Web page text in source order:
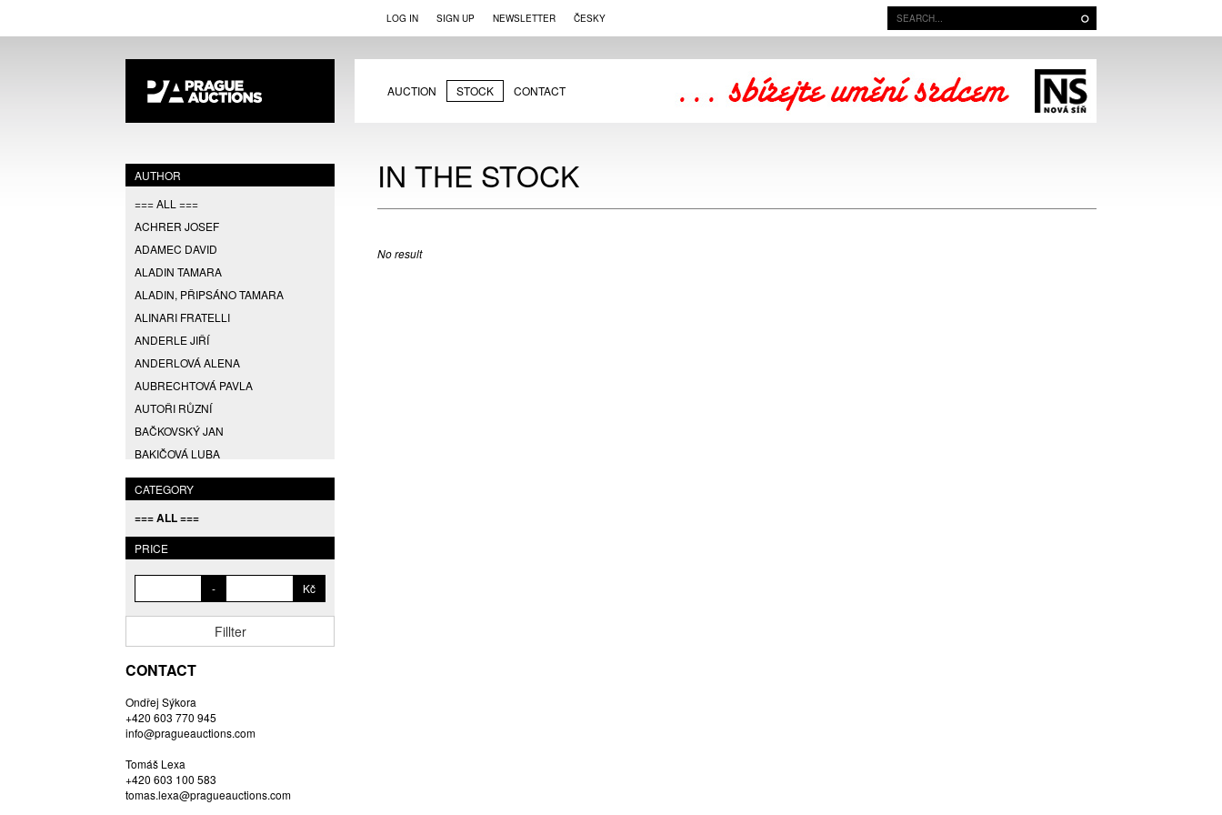
LOG IN SIGN UP NEWSLETTER ČESKY
AUCTION STOCK CONTACT
AUTHOR
=== ALL ===
ACHRER JOSEF
ADAMEC DAVID
ALADIN TAMARA
ALADIN, PŘIPSÁNO TAMARA
ALINARI FRATELLI
ANDERLE JIŘÍ
ANDERLOVÁ ALENA
AUBRECHTOVÁ PAVLA
AUTOŘI RŮZNÍ
BAČKOVSKÝ JAN
BAKIČOVÁ LUBA
BALCAR JIŘÍ
BALCAR KAREL
BALCAR MARTIN
BALÍČEK PETR
BARTKO MAREK
BARTOŇ DAVID
BASTL ROMAN
BAUCH JAN
BAUER VL.
BEDNÁŘOVÁ EVA
BĚHAL DOMINIK
CATEGORY
=== ALL ===
PRICE
- Kč
Fillter
CONTACT
Ondřej Sýkora
+420 603 770 945
info@pragueauctions.com
Tomáš Lexa
+420 603 100 583
tomas.lexa@pragueauctions.com
IN THE STOCK
No result